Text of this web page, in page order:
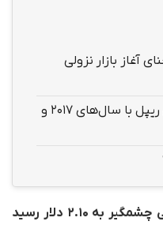
آغاز بازار نزولی
شباهت ساختار فعلی ریپل با سال‌های ۲۰۱۷ و
امروز با جهشی چشمگیر به ۲.۱۰ دلار رسید